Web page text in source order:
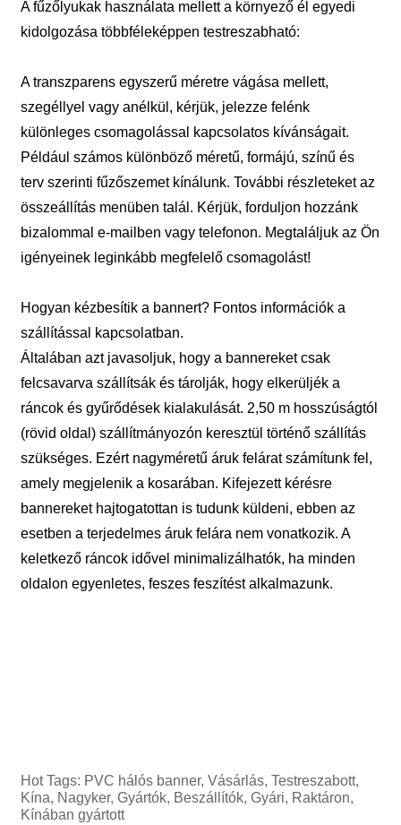
A fűzőlyukak használata mellett a környező él egyedi
kidolgozása többféleképpen testreszabható:
A transzparens egyszerű méretre vágása mellett,
szegéllyel vagy anélkül, kérjük, jelezze felénk
különleges csomagolással kapcsolatos kívánságait.
Például számos különböző méretű, formájú, színű és
terv szerinti fűzőszemet kínálunk. További részleteket az
összeállítás menüben talál. Kérjük, forduljon hozzánk
bizalommal e-mailben vagy telefonon. Megtaláljuk az Ön
igényeinek leginkább megfelelő csomagolást!
Hogyan kézbesítik a bannert? Fontos információk a
szállítással kapcsolatban.
Általában azt javasoljuk, hogy a bannereket csak
felcsavarva szállítsák és tárolják, hogy elkerüljék a
ráncok és gyűrődések kialakulását. 2,50 m hosszúságtól
(rövid oldal) szállítmányozón keresztül történő szállítás
szükséges. Ezért nagyméretű áruk felárat számítunk fel,
amely megjelenik a kosarában. Kifejezett kérésre
bannereket hajtogatottan is tudunk küldeni, ebben az
esetben a terjedelmes áruk felára nem vonatkozik. A
keletkező ráncok idővel minimalizálhatók, ha minden
oldalon egyenletes, feszes feszítést alkalmazunk.
Hot Tags: PVC hálós banner, Vásárlás, Testreszabott,
Kína, Nagyker, Gyártók, Beszállítók, Gyári, Raktáron,
Kínában gyártott